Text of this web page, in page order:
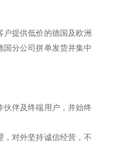
户提供低价的德国及欧洲
分公司拼单发货并集中
伙伴及终端用户，并始终
，对外坚持诚信经营，不